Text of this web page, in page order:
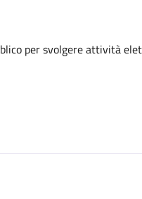
per svolgere attività